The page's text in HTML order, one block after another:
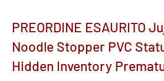
PREORDINE ESAURITO
Noodle Stopper PVC
Hidden Inventory